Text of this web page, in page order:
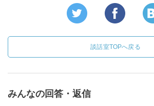
談話室TOPへ戻る
みんなの回答・返信